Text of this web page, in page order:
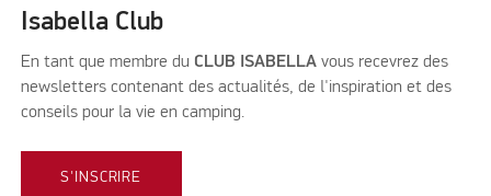
Isabella Club
En tant que membre du CLUB ISABELLA vous recevrez des
newsletters contenant des actualités, de l'inspiration et des
conseils pour la vie en camping.
S'INSCRIRE